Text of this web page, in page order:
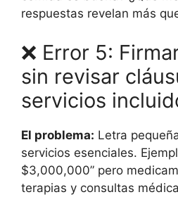
respuestas revelan más
❌ Error 5:
sin revisar
servicios
El problema: Letra
servicios esenciales.
$3,000,000” pero
terapias y consultas